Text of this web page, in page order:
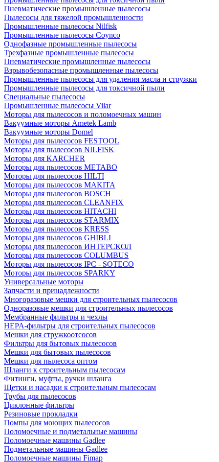
Пневматические промышленные пылесосы
Пылесосы для тяжелой промышленности
Промышленные пылесосы Nilfisk
Промышленные пылесосы Coynco
Однофазные промышленные пылесосы
Трехфазные промышленные пылесосы
Пневматические промышленные пылесосы
Взрывобезопасные промышленные пылесосы
Промышленные пылесосы для удаления масла и стружки
Промышленные пылесосы для токсичной пыли
Специальные пылесосы
Промышленные пылесосы Vilar
Моторы для пылесосов и поломоечных машин
Вакуумные моторы Ametek Lamb
Вакуумные моторы Domel
Моторы для пылесосов FESTOOL
Моторы для пылесосов NILFISK
Моторы для KARCHER
Моторы для пылесосов METABO
Моторы для пылесосов HILTI
Моторы для пылесосов MAKITA
Моторы для пылесосов BOSCH
Моторы для пылесосов CLEANFIX
Моторы для пылесосов HITACHI
Моторы для пылесосов STARMIX
Моторы для пылесосов KRESS
Моторы для пылесосов GHIBLI
Моторы для пылесосов ИНТЕРСКОЛ
Моторы для пылесосов COLUMBUS
Моторы для пылесосов IPC - SOTECO
Моторы для пылесосов SPARKY
Универсальные моторы
Запчасти и принадлежности
Многоразовые мешки для строительных пылесосов
Одноразовые мешки для строительных пылесосов
Мембранные фильтры и чехлы
HEPA-фильтры для строительных пылесосов
Мешки для стружкоотсосов
Фильтры для бытовых пылесосов
Мешки для бытовых пылесосов
Мешки для пылесоса оптом
Шланги к строительным пылесосам
Фитинги, муфты, ручки шланга
Щетки и насадки к строительным пылесосам
Трубы для пылесосов
Циклонные фильтры
Резиновые прокладки
Помпы для моющих пылесосов
Поломоечные и подметальные машины
Поломоечные машины Gadlee
Подметальные машины Gadlee
Поломоечные машины Fimap